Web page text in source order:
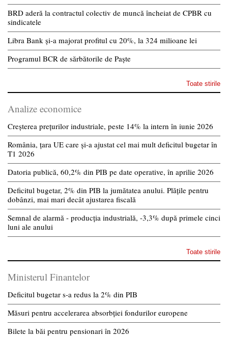
BRD aderă la contractul colectiv de muncă încheiat de CPBR cu
sindicatele
Libra Bank și-a majorat profitul cu 20%, la 324 milioane lei
Programul BCR de sărbătorile de Paște
Toate stirile
Analize economice
Creșterea prețurilor industriale, peste 14% la intern în iunie 2026
România, țara UE care și-a ajustat cel mai mult deficitul bugetar în
T1 2026
Datoria publică, 60,2% din PIB pe date operative, în aprilie 2026
Deficitul bugetar, 2% din PIB la jumătatea anului. Plățile pentru
dobânzi, mai mari decât ajustarea fiscală
Semnal de alarmă - producția industrială, -3,3% după primele cinci
luni ale anului
Toate stirile
Ministerul Finantelor
Deficitul bugetar s-a redus la 2% din PIB
Măsuri pentru accelerarea absorbției fondurilor europene
Bilete la băi pentru pensionari în 2026